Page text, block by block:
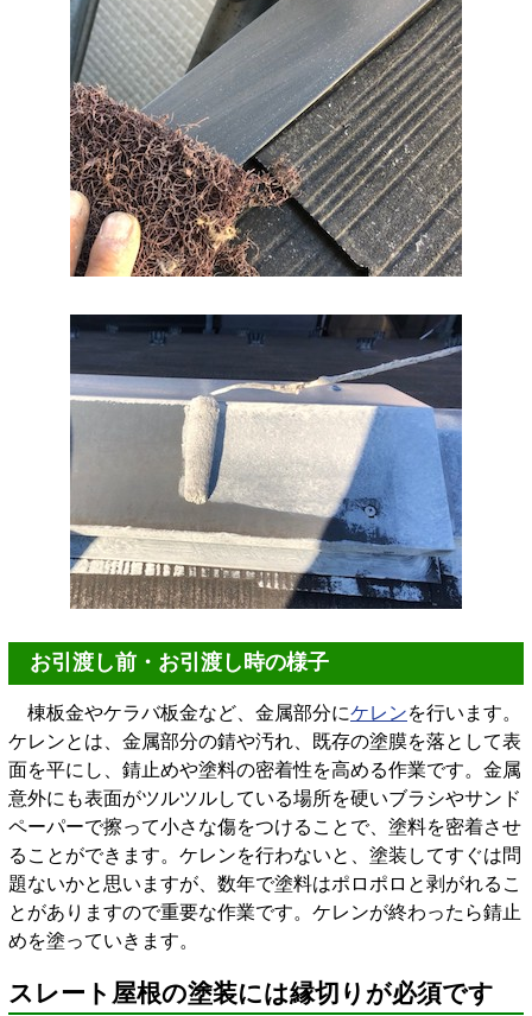
お引渡し前・お引渡し時の様子
棟板金やケラバ板金など、金属部分にケレンを行います。
ケレンとは、金属部分の錆や汚れ、既存の塗膜を落として表
面を平にし、錆止めや塗料の密着性を高める作業です。金属
意外にも表面がツルツルしている場所を硬いブラシやサンド
ペーパーで擦って小さな傷をつけることで、塗料を密着させ
ることができます。ケレンを行わないと、塗装してすぐは問
題ないかと思いますが、数年で塗料はポロポロと剥がれるこ
とがありますので重要な作業です。ケレンが終わったら錆止
めを塗っていきます。
スレート屋根の塗装には縁切りが必須です